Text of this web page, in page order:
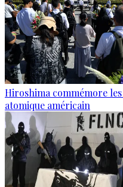
Hiroshima commémore
atomique américain